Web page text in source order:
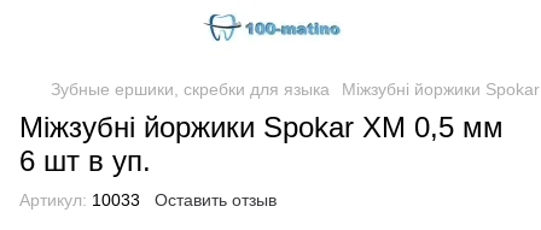
Зубные ершики, скребки для языка Міжзубні йоржики
Міжзубні йоржики Spokar XM 0,5 мм
6 шт в уп.
Артикул: 10033 Оставить отзыв